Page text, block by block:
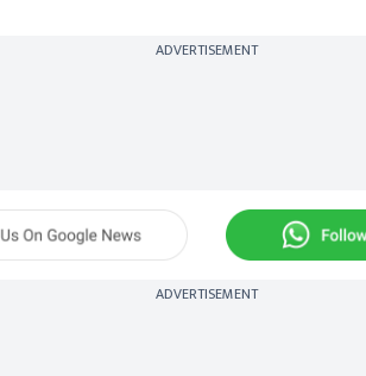
ADVERTISEMENT
ADVERTISEMENT